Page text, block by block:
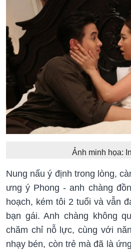
Ảnh minh họa:
Nung nấu ý định trong lòng,
ưng ý Phong - anh chàng
hoạch, kém tôi 2 tuổi và vẫn
bạn gái. Anh chàng không
chăm chỉ nỗ lực, cùng với
nhạy bén, còn trẻ mà đã là